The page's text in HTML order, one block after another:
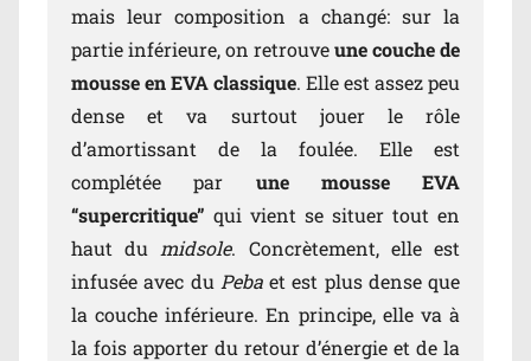
mais leur composition a changé: sur la
partie inférieure, on retrouveune couche de
mousse en EVA classique. Elle est assez peu
dense et va surtout jouer le rôle
d’amortissant de la foulée. Elle est
complétée par une mousse EVA
“supercritique” qui vient se situer tout en
haut du midsole. Concrètement, elle est
infusée avec du Peba et est plus dense que
la couche inférieure. En principe, elle va à
la fois apporter du retour d’énergie et de la